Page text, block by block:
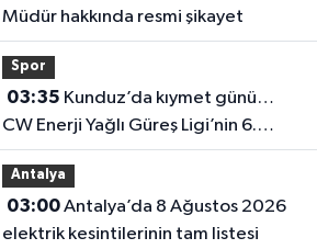
Müdür hakkında resmi şikayet
Spor
03:35
CW Enerji Yağlı Güreş Ligi’nin 6.
Etabı öncesi nefesler tutuldu
Antalya
03:00Antalya’da 8 Ağustos 2026
elektrik kesintilerinin tam listesi